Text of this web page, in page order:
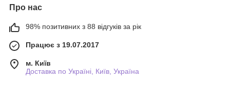
Про нас
98% позитивних з 88 відгуків за рік
Працює з 19.07.2017
м. Київ
Доставка по Україні, Київ, Україна